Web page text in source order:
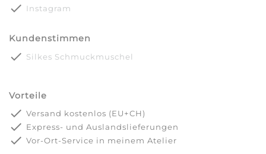
done Instagram
Kundenstimmen
done Silkes Schmuckmuschel
Vorteile
done Versand kostenlos (EU+CH)
done Express- und Auslandslieferungen
done Vor-Ort-Service in meinem Atelier